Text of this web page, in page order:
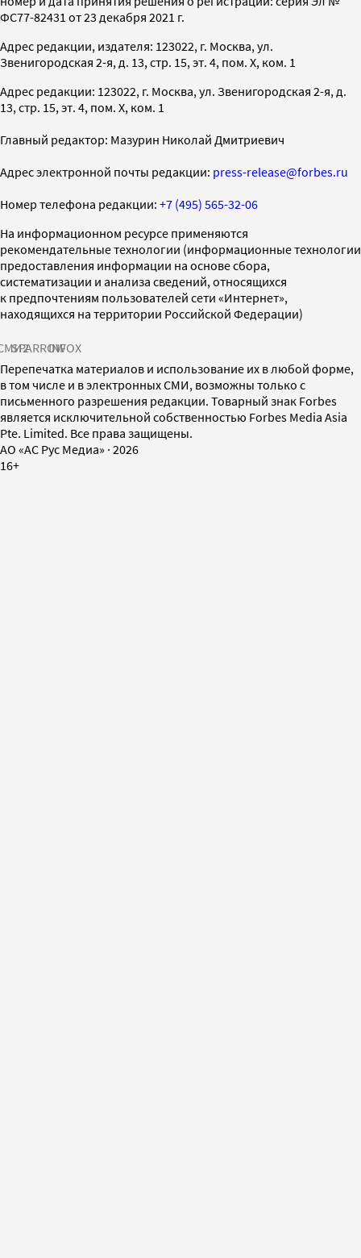
ФС77-82431 от 23 декабря 2021 г.
Адрес редакции, издателя: 123022, г. Москва, ул.
Звенигородская 2-я, д. 13, стр. 15, эт. 4, пом. X, ком. 1
Адрес редакции: 123022, г. Москва, ул. Звенигородская 2-я, д.
13, стр. 15, эт. 4, пом. X, ком. 1
Главный редактор: Мазурин Николай Дмитриевич
Адрес электронной почты редакции: press-release@forbes.ru
Номер телефона редакции: +7 (495) 565-32-06
На информационном ресурсе применяются
рекомендательные технологии (информационные технологии
предоставления информации на основе сбора,
систематизации и анализа сведений, относящихся
к предпочтениям пользователей сети «Интернет»,
находящихся на территории Российской Федерации)
SPARROWINFOX
Перепечатка материалов и использование их в любой форме,
в том числе и в электронных СМИ, возможны только с
письменного разрешения редакции. Товарный знак Forbes
является исключительной собственностью Forbes Media Asia
Pte. Limited. Все права защищены.
AO «АС Рус Медиа» · 2026
16+